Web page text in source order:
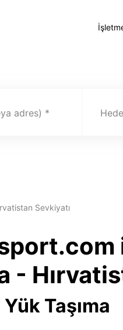
adres)
Sevkiyatı
-
Taşıma